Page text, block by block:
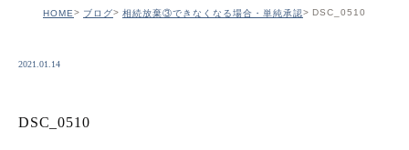
HOME ブログ 相続放棄③できなくなる場合・単純承認 DSC_0510
2021.01.14
DSC_0510